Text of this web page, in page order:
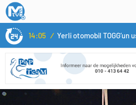
14:05 /